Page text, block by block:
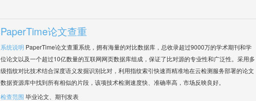
PaperTime论文查重
系统说明 PaperTime论文查重系统，拥有海量的对比数据库，总收录超过9000万的学术期刊和学
位论文以及一个超过10亿数量的互联网网页数据库组成，保证了比对源的专业性和广泛性。采用多
级指纹对比技术结合深度语义发掘识别比对，利用指纹索引快速而精准地在云检测服务部署的论文
数据资源库中找到所有相似的片段，该项技术检测速度快、准确率高，市场反映良好。
检查范围 毕业论文、期刊发表